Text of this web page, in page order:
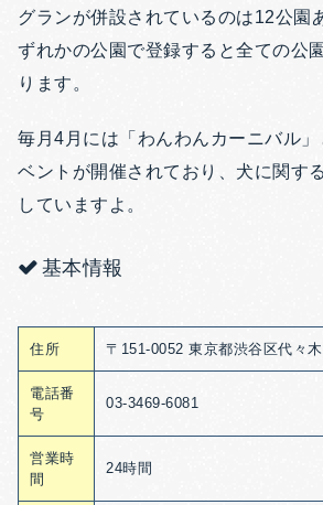
グランが併設されているのは12公園
ずれかの公園で登録すると全ての公
ります。
毎月4月には「わんわんカーニバル」
ベントが開催されており、犬に関す
していますよ。
基本情報
住所 〒151-0052 東京都渋谷区代々
電話番
号
03-3469-6081
営業時
間
24時間